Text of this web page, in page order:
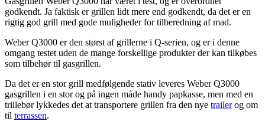
godkendt. Ja faktisk er grillen lidt mere end godkendt, da det er en
rigtig god grill med gode muligheder for tilberedning af mad.
Weber Q3000 er den størst af grillerne i Q-serien, og er i denne
omgang testet uden de mange forskellige produkter der kan tilkøbes
som tilbehør til gasgrillen.
Da det er en stor grill medfølgende stativ leveres Weber Q3000
gasgrillen i en stor og på ingen måde handy papkasse, men med en
trillebør lykkedes det at transportere grillen fra den nye trailerog om
til terrassen.